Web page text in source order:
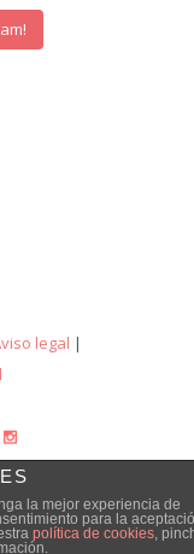
legal |
la mejor experiencia de
para la
política de cookies,